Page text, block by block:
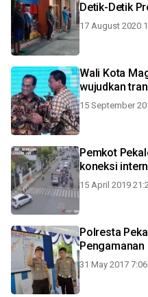
Detik-Detik
17 August 2020
Wali Kota
wujudkan
15 September
Pemkot
koneksi
15 April 2019
Polresta
Pengamanan
31 May 2017